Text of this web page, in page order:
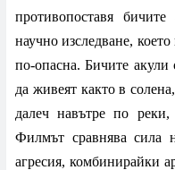
противопоставя
научно изследване,
по-опасна. Бичите акули
да живеят както в
далеч навътре по
Филмът сравнява сила
агресия, комбинирайки